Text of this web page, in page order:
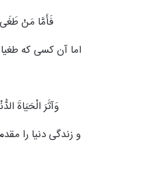
فَأَمَّا مَنْ طَغَى
اما آن کسی که طغیان
وَآثَرَ الْحَیَاةَ
و زندگی دنیا را مقدم